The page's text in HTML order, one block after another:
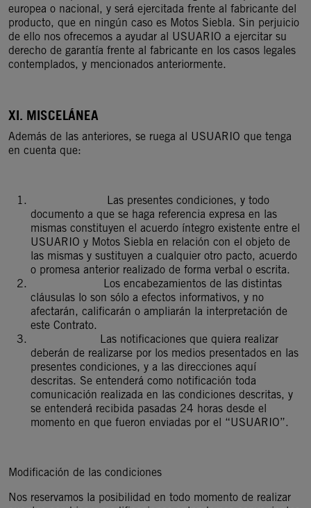
europea o nacional, y será ejercitada frente al fabricante del
producto, que en ningún caso es Motos Siebla. Sin perjuicio
de ello nos ofrecemos a ayudar al USUARIO a ejercitar su
derecho de garantía frente al fabricante en los casos legales
contemplados, y mencionados anteriormente.
XI. MISCELÁNEA
Además de las anteriores, se ruega al USUARIO que tenga
en cuenta que:
Las presentes condiciones, y todo
documento a que se haga referencia expresa en las
mismas constituyen el acuerdo íntegro existente entre el
USUARIO y Motos Siebla en relación con el objeto de
las mismas y sustituyen a cualquier otro pacto, acuerdo
o promesa anterior realizado de forma verbal o escrita.
Los encabezamientos de las distintas
cláusulas lo son sólo a efectos informativos, y no
afectarán, calificarán o ampliarán la interpretación de
este Contrato.
Las notificaciones que quiera realizar
deberán de realizarse por los medios presentados en las
presentes condiciones, y a las direcciones aquí
descritas. Se entenderá como notificación toda
comunicación realizada en las condiciones descritas, y
se entenderá recibida pasadas 24 horas desde el
momento en que fueron enviadas por el “USUARIO”.
Modificación de las condiciones
Nos reservamos la posibilidad en todo momento de realizar